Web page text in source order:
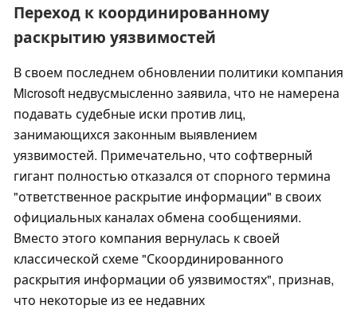
Переход к координированному
раскрытию уязвимостей
В своем последнем обновлении политики компания
Microsoft недвусмысленно заявила, что не намерена
подавать судебные иски против лиц,
занимающихся законным выявлением
уязвимостей. Примечательно, что софтверный
гигант полностью отказался от спорного термина
"ответственное раскрытие информации" в своих
официальных каналах обмена сообщениями.
Вместо этого компания вернулась к своей
классической схеме "Скоординированного
раскрытия информации об уязвимостях", признав,
что некоторые из ее недавних